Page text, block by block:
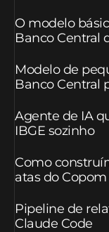
O modelo
Banco Central
Modelo de
Banco Central
Agente de IA
IBGE sozinho
Como
atas do Copom
Pipeline de
Claude Code